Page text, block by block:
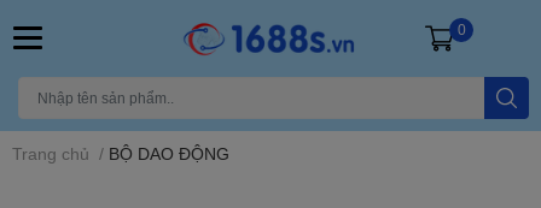
0
Trang chủ / BỘ DAO ĐỘNG